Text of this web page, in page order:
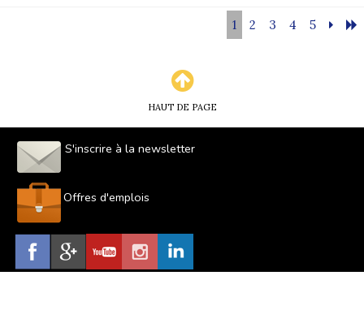
1 2 3 4 5
HAUT DE PAGE
S'inscrire à la newsletter
Offres d'emplois